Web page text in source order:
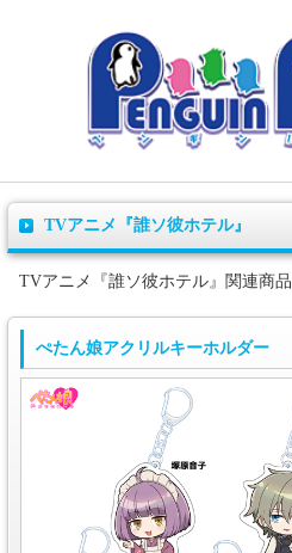
TVアニメ『誰ソ彼ホテル』
TVアニメ『誰ソ彼ホテル』関連商品
ぺたん娘アクリルキーホルダー